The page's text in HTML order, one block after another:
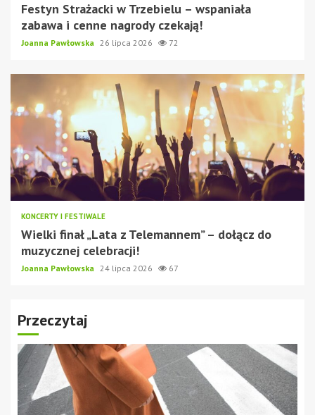
Festyn Strażacki w Trzebielu – wspaniała
zabawa i cenne nagrody czekają!
Joanna Pawłowska 26 lipca 2026 72
KONCERTY I FESTIWALE
Wielki finał „Lata z Telemannem” – dołącz do
muzycznej celebracji!
Joanna Pawłowska 24 lipca 2026 67
Przeczytaj